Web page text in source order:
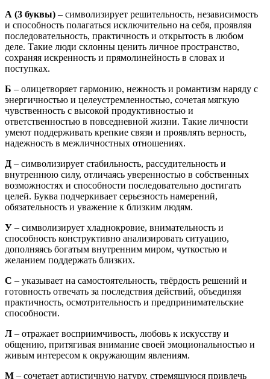
А (3 буквы) – символизирует решительность, независимость
и способность полагаться исключительно на себя, проявляя
последовательность, практичность и открытость в любом
деле. Такие люди склонны ценить личное пространство,
сохраняя искренность и прямолинейность в словах и
поступках.
Б – олицетворяет гармонию, нежность и романтизм наряду с
энергичностью и целеустремленностью, сочетая мягкую
чувственность с высокой продуктивностью и
ответственностью в повседневной жизни. Такие личности
умеют поддерживать крепкие связи и проявлять верность,
надежность в межличностных отношениях.
Д – символизирует стабильность, рассудительность и
внутреннюю силу, отличаясь уверенностью в собственных
возможностях и способности последовательно достигать
целей. Буква подчеркивает серьезность намерений,
обязательность и уважение к близким людям.
У – символизирует хладнокровие, внимательность и
способность конструктивно анализировать ситуацию,
дополняясь богатым внутренним миром, чуткостью и
желанием поддержать близких.
С – указывает на самостоятельность, твёрдость решений и
готовность отвечать за последствия действий, объединяя
практичность, осмотрительность и предпринимательские
способности.
Л – отражает восприимчивость, любовь к искусству и
общению, притягивая внимание своей эмоциональностью и
живым интересом к окружающим явлениям.
М – сочетает артистичную натуру, стремящуюся привлечь